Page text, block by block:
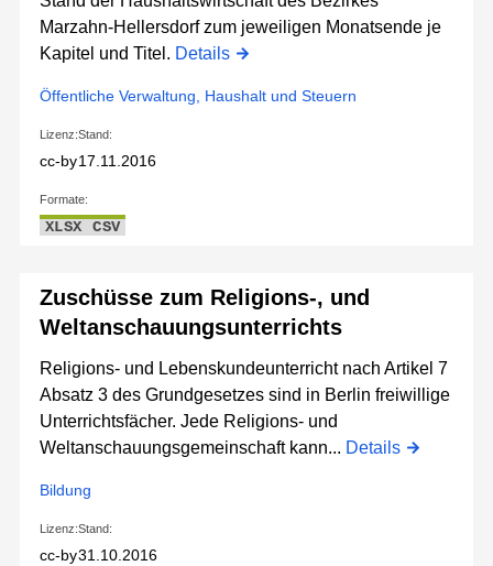
Marzahn-Hellersdorf zum jeweiligen Monatsende je
Kapitel und Titel. Details
Öffentliche Verwaltung, Haushalt und Steuern
Lizenz:
cc-by
Stand:
17.11.2016
Formate:
XLSX CSV
Zuschüsse zum Religions-, und
Weltanschauungsunterrichts
Religions- und Lebenskundeunterricht nach Artikel 7
Absatz 3 des Grundgesetzes sind in Berlin freiwillige
Unterrichtsfächer. Jede Religions- und
Weltanschauungsgemeinschaft kann... Details
Bildung
Lizenz:
cc-by
Stand:
31.10.2016